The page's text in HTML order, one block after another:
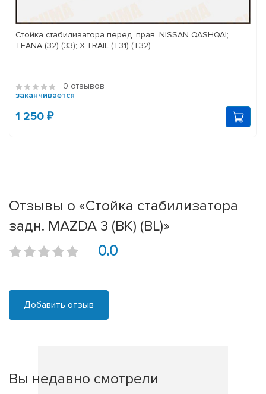
Стойка стабилизатора перед. прав. NISSAN QASHQAI;
TEANA (32) (33); X-TRAIL (T31) (T32)
0 отзывов
заканчивается
1 250 ₽
Отзывы о «Стойка стабилизатора
задн. MAZDA 3 (BK) (BL)»
0.0
Добавить отзыв
Вы недавно смотрели